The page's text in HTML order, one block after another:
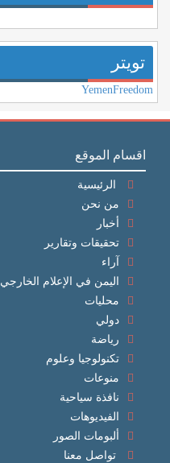
تويتر
YemenFreedom
اقسام الموقع
الرئيسية
من نحن
أخبار
تحقيقات وتقارير
آراء
اليمن في الإعلام الخارجي
محليات
دولي
رياضة
تكنولوجيا وعلوم
منوعات
نافذة سياحية
الفيديوهات
ألبومات الصور
تواصل معنا